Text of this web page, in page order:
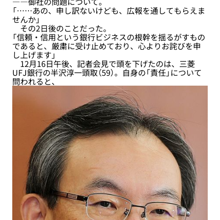
「……あの、申し訳ないけども、広報を通してもらえま
せんか」
その2日後のことだった。
「信頼・信用という銀行ビジネスの根幹を揺るがすもの
であると、厳粛に受け止めており、心よりお詫びを申
し上げます」
12月16日午後、記者会見で頭を下げたのは、三菱
UFJ銀行の半沢淳一頭取（59）。自身の「責任」について
問われると、